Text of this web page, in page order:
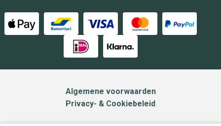
Algemene voorwaarden
Privacy- & Cookiebeleid